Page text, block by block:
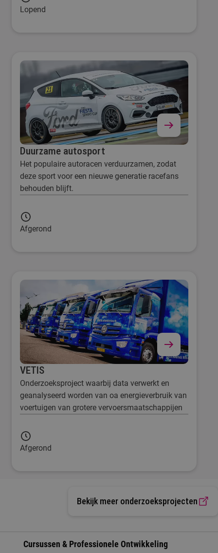
Lopend
Duurzame autosport
Het populaire autoracen verduurzamen, zodat
deze sport voor een nieuwe generatie racefans
behouden blijft.
Afgerond
VETIS
Onderzoeksproject waarbij data verwerkt en
geanalyseerd worden van oa energieverbruik van
voertuigen van grotere vervoersmaatschappijen
Afgerond
Bekijk meer onderzoeksprojecten
Cursussen & Professionele Ontwikkeling